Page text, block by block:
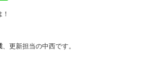
、更新担当の中西です。